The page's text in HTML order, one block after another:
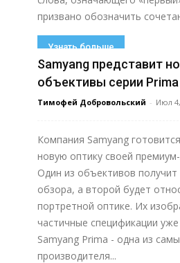
призвано обозначить
Узнать больше
Samyang представит
объективы серии Prima
Тимофей Добровольский - Июл
Компания Samyang
новую оптику своей
Один из объективов получит
обзора, а второй будет
портретной оптике. Их
частичные спецификации
Samyang Prima - одна из
производителя...